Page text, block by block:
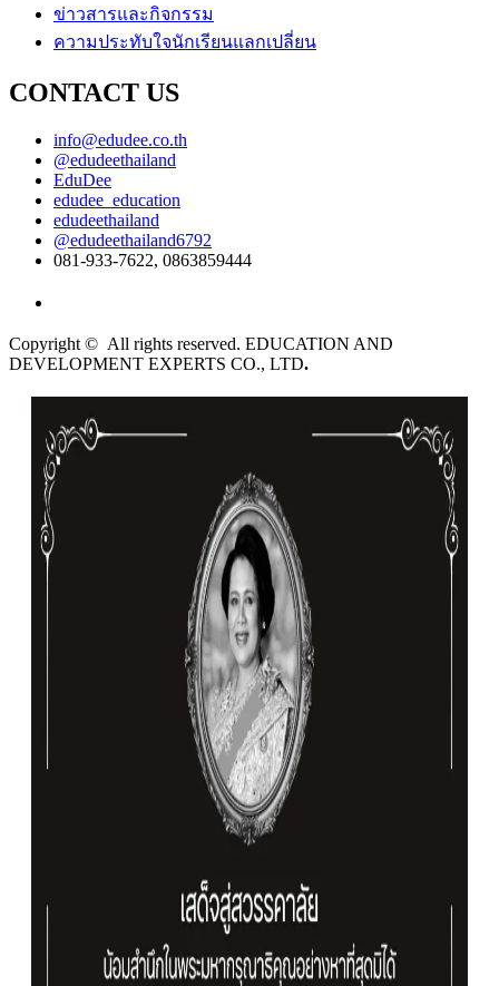
ข่าวสารและกิจกรรม
ความประทับใจนักเรียนแลกเปลี่ยน
CONTACT US
info@edudee.co.th
@edudeethailand
EduDee
edudee_education
edudeethailand
@edudeethailand6792
081-933-7622, 0863859444
Copyright © All rights reserved. EDUCATION AND
DEVELOPMENT EXPERTS CO., LTD.